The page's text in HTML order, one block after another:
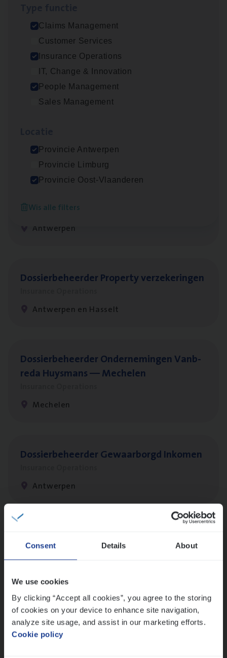
Consent Details About
We use cookies
By clicking “Accept all cookies”, you agree to the storing
of cookies on your device to enhance site navigation,
analyze site usage, and assist in our marketing efforts.
Cookie policy
Claims Management
Customer Services
Insurance Operations
IT, Change & Innovation
People Management
Sales Management
Provincie Antwerpen
Provincie Limburg
Provincie Oost-Vlaanderen
Wis alle filters
Scha­de­be­heer­der verzekeringen
Claims Management
Sint-Niklaas/Temse
Scha­de Expert Fleet
Dos­sier­be­heer­der ver­ze­ke­rin­gen — Soci­al
Insurance Operations
Antwerpen
Dos­sier­be­heer­der Pro­per­ty verzekeringen
Antwerpen en Hasselt
Dos­sier­be­heer­der Onder­ne­min­gen Van­b­
re­da Huys­mans — Mechelen
Mechelen
Dos­sier­be­heer­der Gewaar­borgd Inkomen
Antwerpen
Insurance Operations
Claims­hand­ler Fleet&Bike
Claims Management